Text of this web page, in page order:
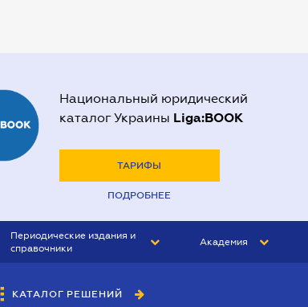
Национальный юридический
каталог Украины Liga:BOOK
ТАРИФЫ
ПОДРОБНЕЕ
Периодические издания и
справочники
БУХГАЛТЕР&ЗАКОН
Академия
КАТАЛОГ РЕШЕНИЙ